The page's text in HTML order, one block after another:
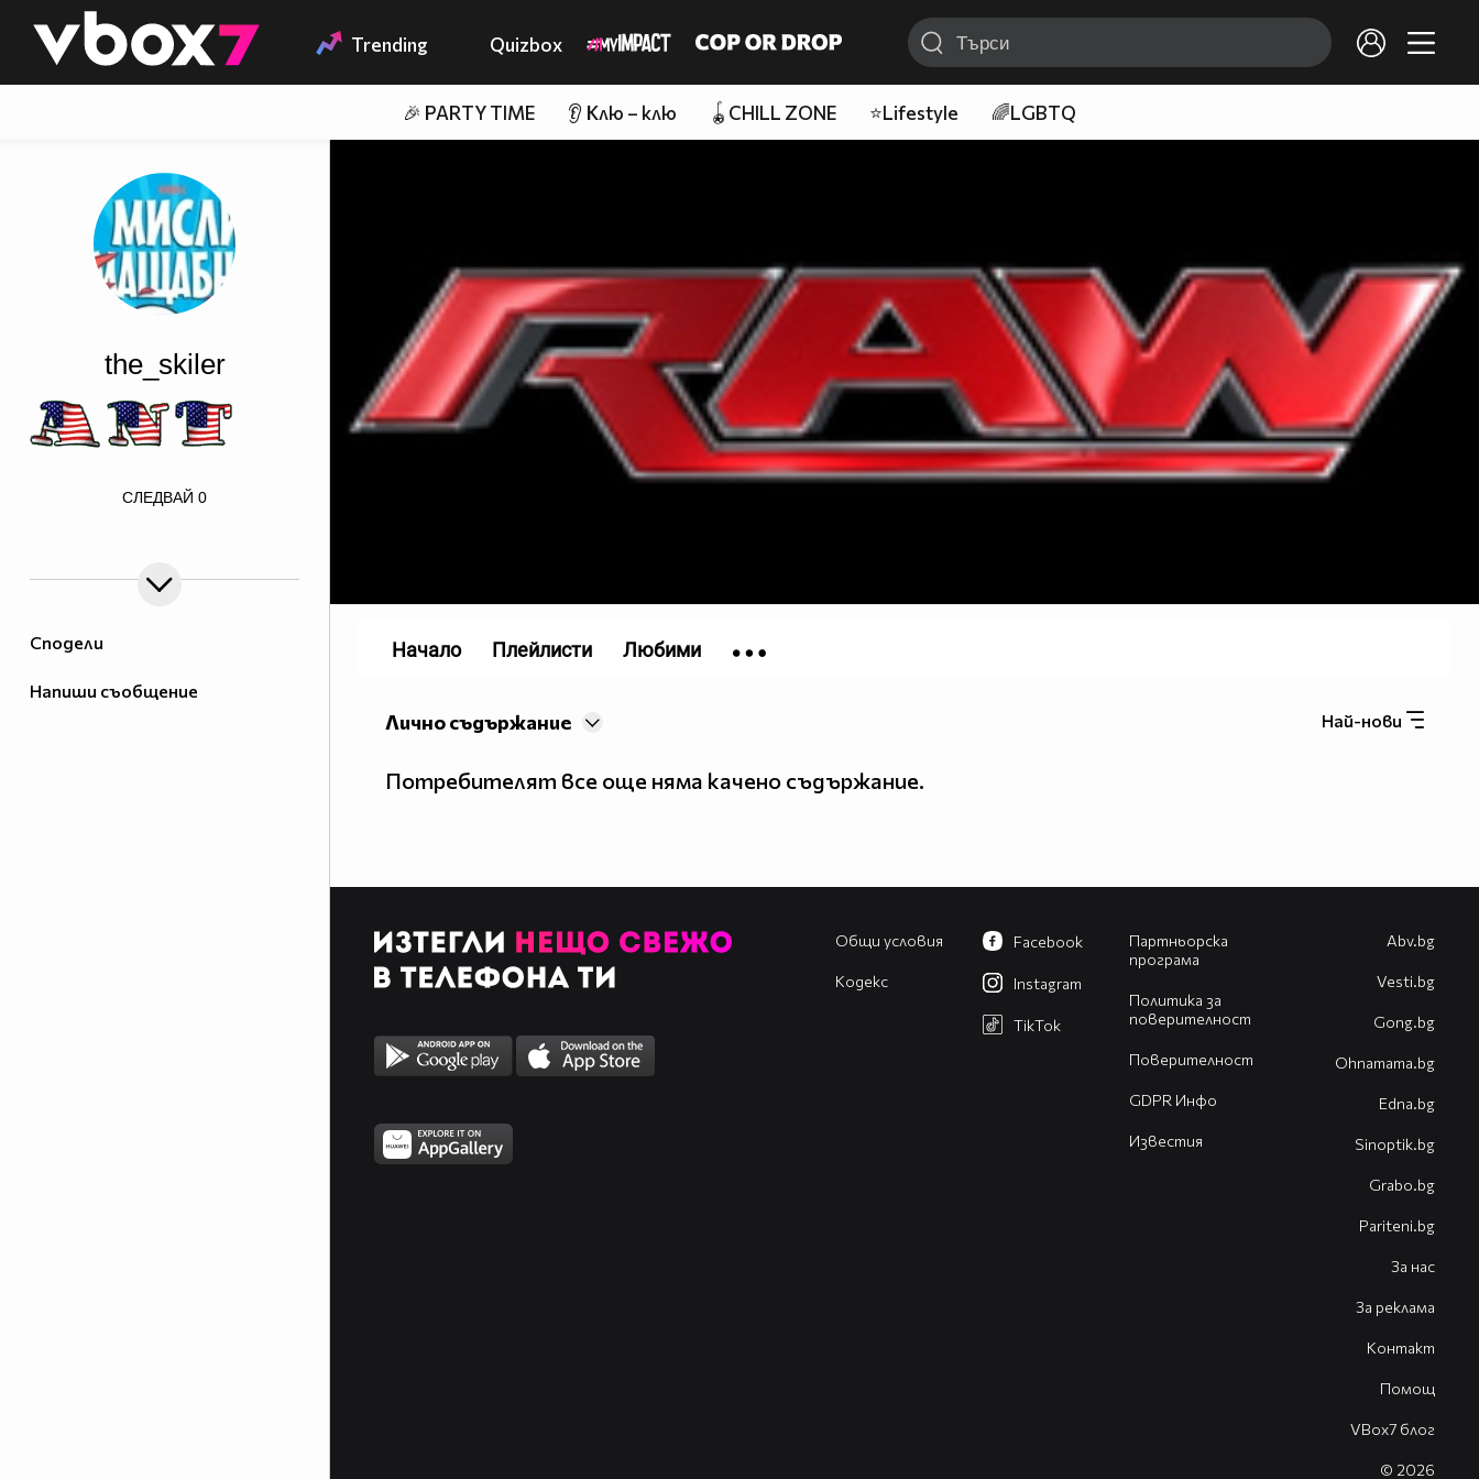
👾 Trending Quizbox
🎉 PARTY TIME 👂 Клю – клю 🪀CHILL ZONE ⭐Lifestyle 🌈LGBTQ
Сподели
Напиши съобщение
the_skiler
СЛЕДВАЙ 0
Най-нови
Лично съдържание
Потребителят все още няма качено съдържание.
Начало Плейлисти Любими
Общи условия
Кодекс
Партньорска
програма
Политика за
поверителност
Поверителност
GDPR Инфо
Известия
Facebook
Instagram
TikTok
Abv.bg
Vesti.bg
Gong.bg
Оhnamama.bg
Edna.bg
Sinoptik.bg
Grabo.bg
Pariteni.bg
За нас
За реклама
Контакт
Помощ
VBox7 блог
© 2026